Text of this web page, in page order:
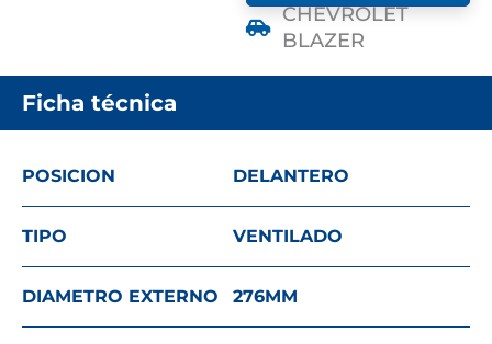
CHEVROLET
BLAZER
Ficha técnica
POSICION DELANTERO
TIPO VENTILADO
DIAMETRO EXTERNO 276MM